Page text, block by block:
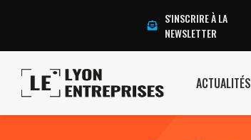
S'INSCRIRE À LA
NEWSLETTER
ACTUALITÉS